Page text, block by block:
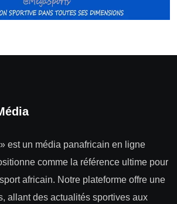
est un média panafricain en ligne
comme la référence ultime pour
africain. Notre plateforme offre une
allant des actualités sportives aux